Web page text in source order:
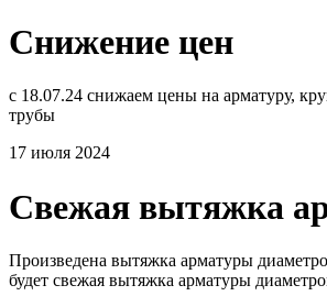
Снижение цен
с 18.07.24 снижаем цены на арматуру,
трубы
17 июля 2024
Свежая вытяжка
Произведена вытяжка арматуры
будет свежая вытяжка арматуры